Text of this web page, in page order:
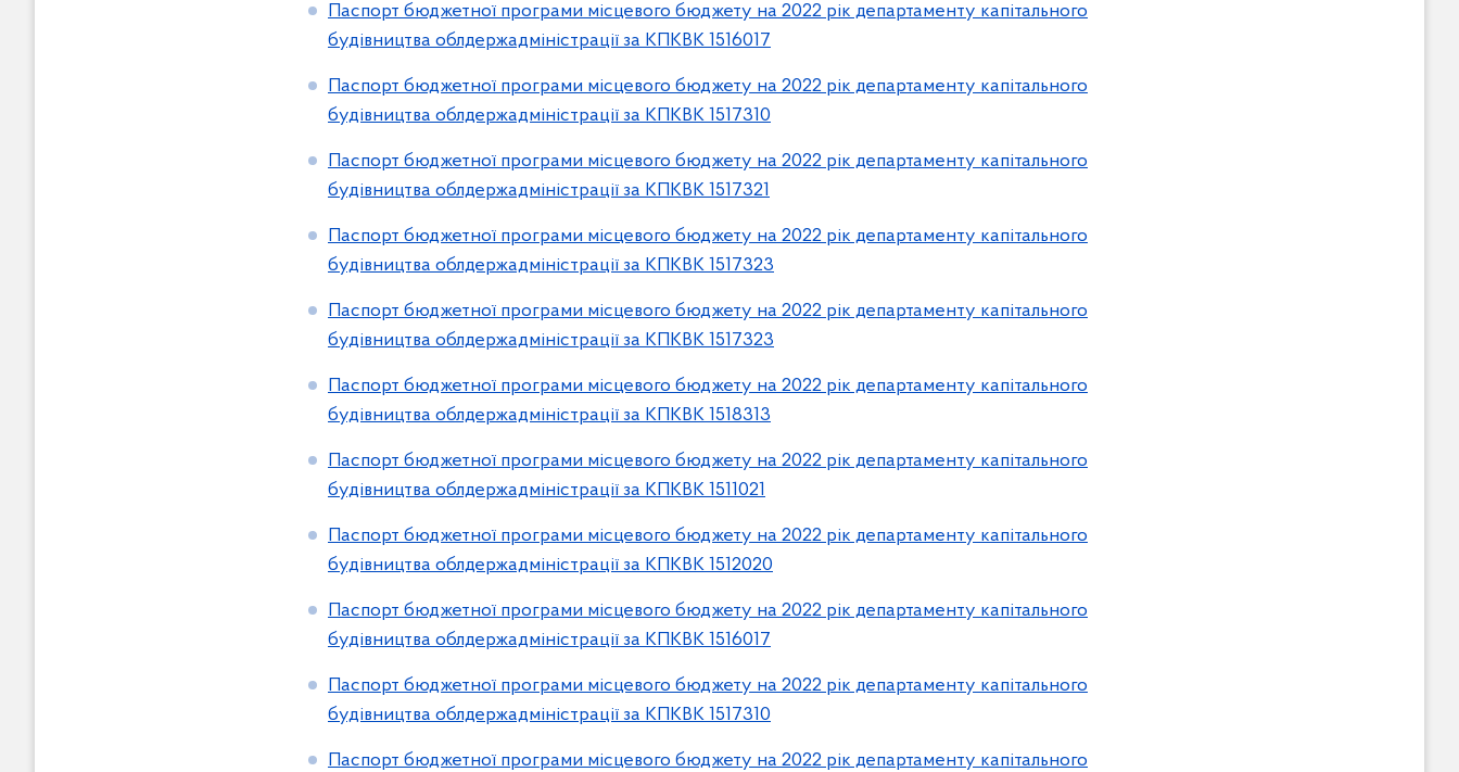
Паспорт бюджетної програми місцевого бюджету на 2022 рік департаменту капітального
будівництва облдержадміністрації за КПКВК 1516017
Паспорт бюджетної програми місцевого бюджету на 2022 рік департаменту капітального
будівництва облдержадміністрації за КПКВК 1517310
Паспорт бюджетної програми місцевого бюджету на 2022 рік департаменту капітального
будівництва облдержадміністрації за КПКВК 1517321
Паспорт бюджетної програми місцевого бюджету на 2022 рік департаменту капітального
будівництва облдержадміністрації за КПКВК 1517323
Паспорт бюджетної програми місцевого бюджету на 2022 рік департаменту капітального
будівництва облдержадміністрації за КПКВК 1517323
Паспорт бюджетної програми місцевого бюджету на 2022 рік департаменту капітального
будівництва облдержадміністрації за КПКВК 1518313
Паспорт бюджетної програми місцевого бюджету на 2022 рік департаменту капітального
будівництва облдержадміністрації за КПКВК 1511021
Паспорт бюджетної програми місцевого бюджету на 2022 рік департаменту капітального
будівництва облдержадміністрації за КПКВК 1512020
Паспорт бюджетної програми місцевого бюджету на 2022 рік департаменту капітального
будівництва облдержадміністрації за КПКВК 1516017
Паспорт бюджетної програми місцевого бюджету на 2022 рік департаменту капітального
будівництва облдержадміністрації за КПКВК 1517310
Паспорт бюджетної програми місцевого бюджету на 2022 рік департаменту капітального